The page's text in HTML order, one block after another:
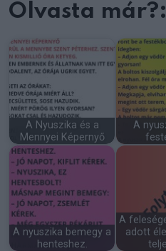
Olvasta már?:
A Nyuszika és a
Mennyei Képernyő
A
A nyuszika bemegy a
henteshez.
A
adott